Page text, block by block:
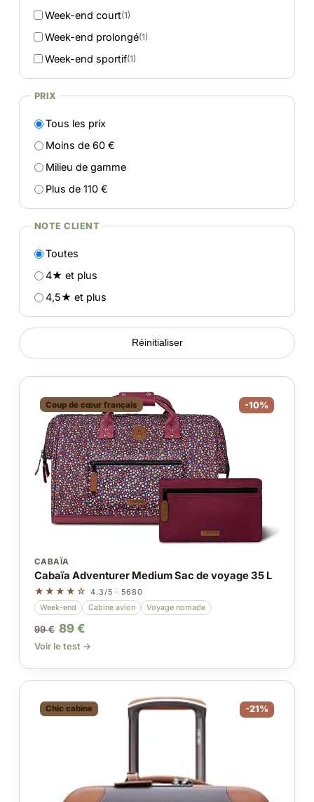
Week-end court(1)
Week-end prolongé(1)
Week-end sportif(1)
PRIX
Tous les prix
Moins de 60 €
Milieu de gamme
Plus de 110 €
NOTE CLIENT
Toutes
4★ et plus
4,5★ et plus
Réinitialiser
Coup de cœur français -10%
CABAÏA
Cabaïa Adventurer Medium Sac de voyage 35 L
★★★★☆ 4.3/5 · 5680
Week-end
Cabine avion Voyage nomade
99 € 89 €
Voir le test →
Chic cabine -21%